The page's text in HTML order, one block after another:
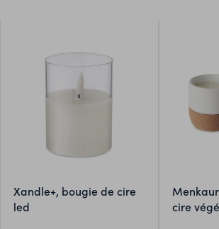
xandle+, bougie de cire
led
menkaure, bougie en
cire